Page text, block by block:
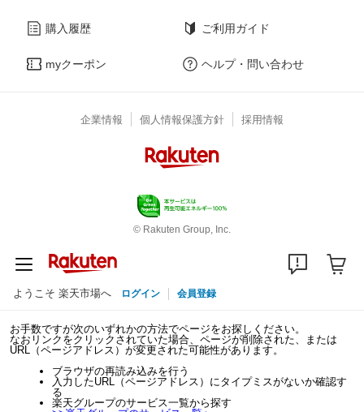
購入履歴
myクーポン
ご利用ガイド
ヘルプ・問い合わせ
企業情報 個人情報保護方針 採用情報
© Rakuten Group, Inc.
ようこそ 楽天市場へ ログイン 会員登録
お手数ですが次のいずれかの方法でページをお探しください。
なおリンクをクリックされていた場合、ページが削除された、または
URL（ページアドレス）が変更された可能性があります。
ブラウザの再読み込みを行う
入力したURL（ページアドレス）にタイプミスがないか確認す
る
楽天グループのサービス一覧から探す